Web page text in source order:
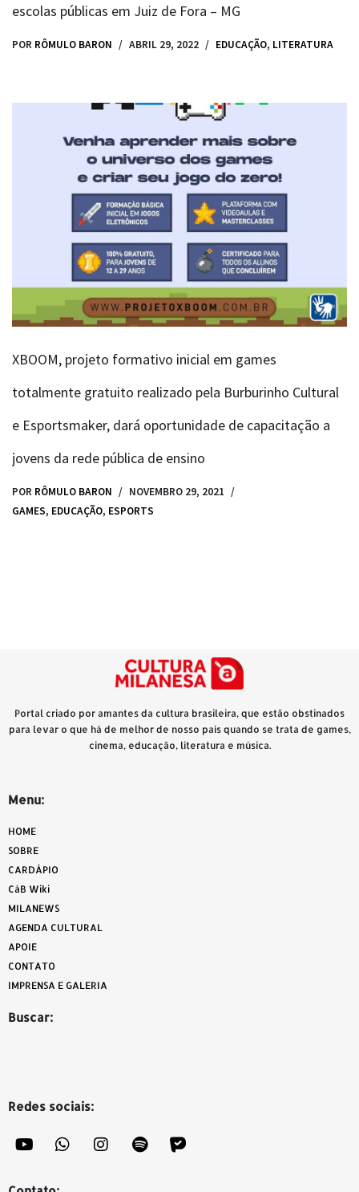
escolas públicas em Juiz de Fora – MG
POR RÔMULO BARON ABRIL 29, 2022 EDUCAÇÃO, LITERATURA
XBOOM, projeto formativo inicial em games
totalmente gratuito realizado pela Burburinho Cultural
e Esportsmaker, dará oportunidade de capacitação a
jovens da rede pública de ensino
POR RÔMULO BARON
NOVEMBRO 29, 2021
GAMES, EDUCAÇÃO, ESPORTS
Portal criado por amantes da cultura brasileira, que estão obstinados
para levar o que há de melhor de nosso país quando se trata de games,
cinema, educação, literatura e música.
Menu:
HOME
SOBRE
CARDÁPIO
CàB Wiki
MILANEWS
AGENDA CULTURAL
APOIE
CONTATO
IMPRENSA E GALERIA
Buscar:
Redes sociais: